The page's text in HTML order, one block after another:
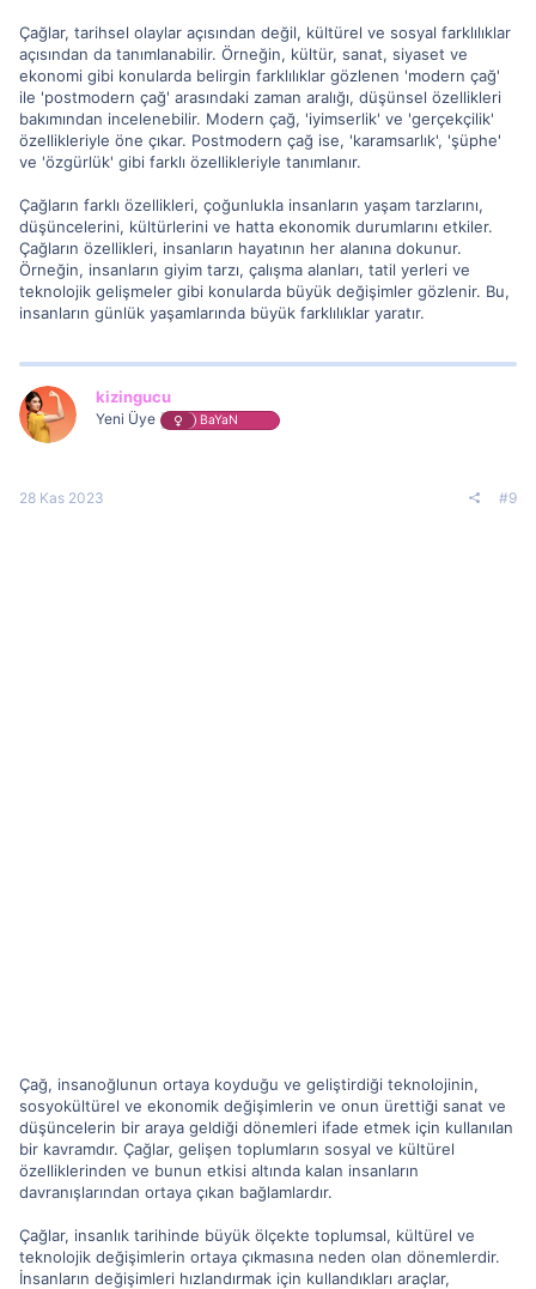
Çağlar, tarihsel olaylar açısından değil, kültürel ve sosyal farklılıklar
açısından da tanımlanabilir. Örneğin, kültür, sanat, siyaset ve
ekonomi gibi konularda belirgin farklılıklar gözlenen 'modern çağ'
ile 'postmodern çağ' arasındaki zaman aralığı, düşünsel özellikleri
bakımından incelenebilir. Modern çağ, 'iyimserlik' ve 'gerçekçilik'
özellikleriyle öne çıkar. Postmodern çağ ise, 'karamsarlık', 'şüphe'
ve 'özgürlük' gibi farklı özellikleriyle tanımlanır.
Çağların farklı özellikleri, çoğunlukla insanların yaşam tarzlarını,
düşüncelerini, kültürlerini ve hatta ekonomik durumlarını etkiler.
Çağların özellikleri, insanların hayatının her alanına dokunur.
Örneğin, insanların giyim tarzı, çalışma alanları, tatil yerleri ve
teknolojik gelişmeler gibi konularda büyük değişimler gözlenir. Bu,
insanların günlük yaşamlarında büyük farklılıklar yaratır.
kizingucu
Yeni Üye BaYaN
28 Kas 2023 #9
Çağ, insanoğlunun ortaya koyduğu ve geliştirdiği teknolojinin,
sosyokültürel ve ekonomik değişimlerin ve onun ürettiği sanat ve
düşüncelerin bir araya geldiği dönemleri ifade etmek için kullanılan
bir kavramdır. Çağlar, gelişen toplumların sosyal ve kültürel
özelliklerinden ve bunun etkisi altında kalan insanların
davranışlarından ortaya çıkan bağlamlardır.
Çağlar, insanlık tarihinde büyük ölçekte toplumsal, kültürel ve
teknolojik değişimlerin ortaya çıkmasına neden olan dönemlerdir.
İnsanların değişimleri hızlandırmak için kullandıkları araçlar,